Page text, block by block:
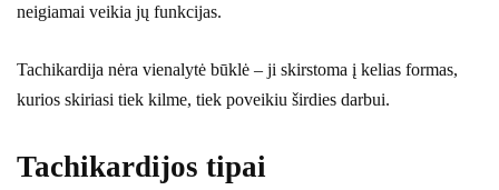
neigiamai veikia jų funkcijas.
Tachikardija nėra vienalytė būklė – ji skirstoma į kelias formas,
kurios skiriasi tiek kilme, tiek poveikiu širdies darbui.
Tachikardijos tipai